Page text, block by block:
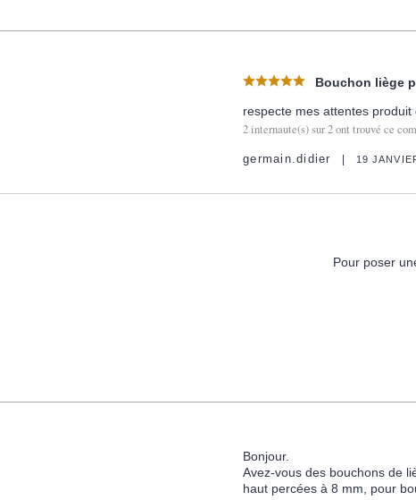
Bouchon liège
respecte mes attentes produit
2internaute(s) sur2ont trouvé ce
germain.didier 19
Pour poser
Bonjour.
Avez-vous des bouchons de
haut percées à 8 mm, pour